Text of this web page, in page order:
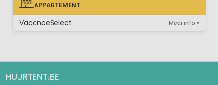
APPARTEMENT
APPARTEMENT
VacanceSelect Meer info »
HUURTENT.BE